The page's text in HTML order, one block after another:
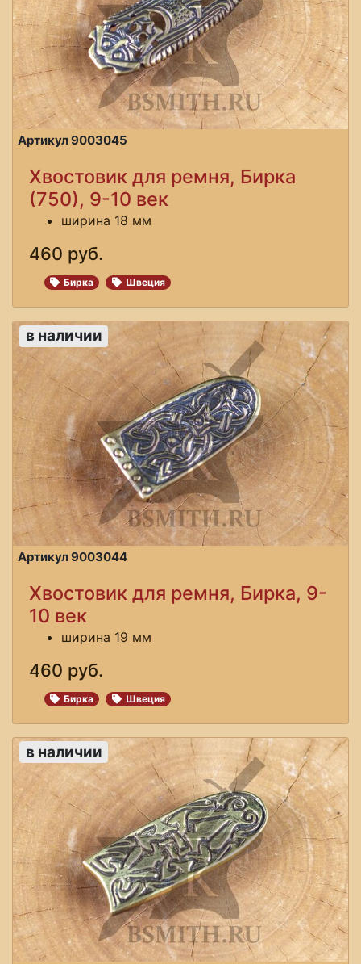
Артикул 9003045
Хвостовик для ремня, Бирка
(750), 9-10 век
ширина 18 мм
460 руб.
Бирка Швеция
Артикул 9003044
в наличии
Хвостовик для ремня, Бирка, 9-
10 век
ширина 19 мм
460 руб.
Бирка Швеция
в наличии